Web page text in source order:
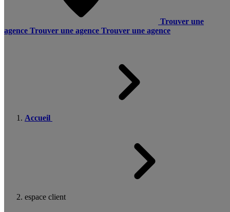
Trouver une
agence Trouver une agence Trouver une agence
Accueil
espace client